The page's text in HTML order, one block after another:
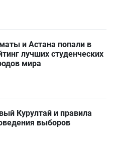
и Астана попали в
лучших студенческих
мира
Курултай и правила
выборов